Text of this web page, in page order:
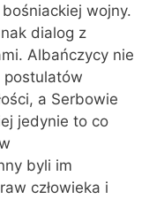
wojny.
dialog z
Albańczycy nie
postulatów
a Serbowie
jedynie to co
byli im
człowieka i